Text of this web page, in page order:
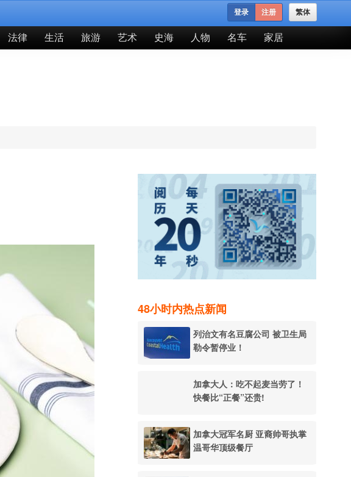
繁体
登录 注册
法律 生活 旅游 艺术 史海 人物 名车 家居
48小时内热点新闻
列治文有名豆腐公司 被卫生局
勒令暂停业！
加拿大人：吃不起麦当劳了！
快餐比“正餐”还贵!
加拿大冠军名厨 亚裔帅哥执掌
温哥华顶级餐厅